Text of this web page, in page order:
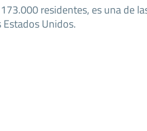
residentes, es una de
Unidos.